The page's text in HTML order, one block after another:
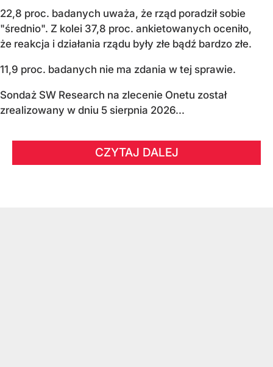
22,8 proc. badanych uważa, że rząd poradził sobie
"średnio". Z kolei 37,8 proc. ankietowanych oceniło,
że reakcja i działania rządu były złe bądź bardzo złe.
11,9 proc. badanych nie ma zdania w tej sprawie.
Sondaż SW Research na zlecenie Onetu został
zrealizowany w dniu 5 sierpnia 2026...
CZYTAJ DALEJ